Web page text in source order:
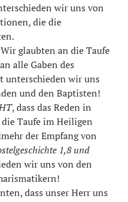
wir uns von
die die
Wir glaubten an die Taufe
alle Gaben des
unterschieden wir uns
und den Baptisten!
, dass das Reden in
Taufe im Heiligen
der Empfang von
1,8 und
wir uns von den
dass unser Herr uns